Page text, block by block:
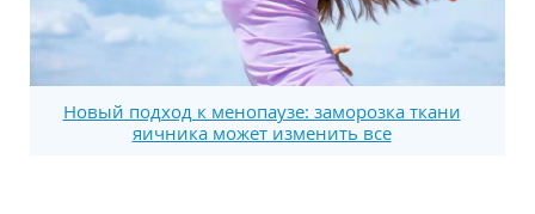
Новый подход к менопаузе: заморозка ткани
яичника может изменить все